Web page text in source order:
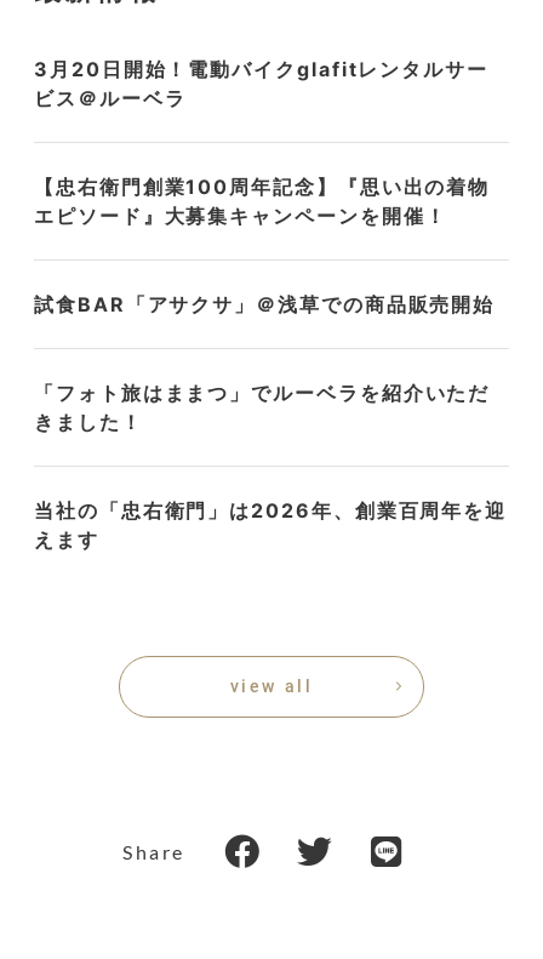
3月20日開始！電動バイクglafitレンタルサー
ビス＠ルーベラ
【忠右衛門創業100周年記念】『思い出の着物
エピソード』大募集キャンペーンを開催！
試食BAR「アサクサ」＠浅草での商品販売開始
「フォト旅はままつ」でルーベラを紹介いただ
きました！
当社の「忠右衛門」は2026年、創業百周年を迎
えます
view all
Share